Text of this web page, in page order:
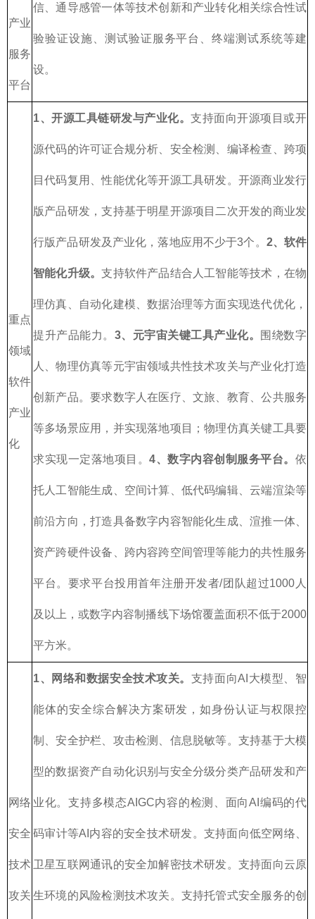
产业
服务
平台
信、通导感管一体等技术创新和产业转化相关综合性试
验验证设施、测试验证服务平台、终端测试系统等建
设。
重点
领域
软件
产业
化
1、开源工具链研发与产业化。支持面向开源项目或开
源代码的许可证合规分析、安全检测、编译检查、跨项
目代码复用、性能优化等开源工具研发。开源商业发行
版产品研发，支持基于明星开源项目二次开发的商业发
行版产品研发及产业化，落地应用不少于3个。 2、软件
智能化升级。支持软件产品结合人工智能等技术，在物
理仿真、自动化建模、数据治理等方面实现迭代优化，
提升产品能力。 3、元宇宙关键工具产业化。 围绕数字
人、物理仿真等元宇宙领域共性技术攻关与产业化打造
创新产品。要求数字人在医疗、文旅、教育、公共服务
等多场景应用，并实现落地项目；物理仿真关键工具要
求实现一定落地项目。4、数字内容创制服务平台。依
托人工智能生成、空间计算、低代码编辑、云端渲染等
前沿方向，打造具备数字内容智能化生成、渲推一体、
资产跨硬件设备、跨内容跨空间管理等能力的共性服务
平台。要求平台投用首年注册开发者/团队超过1000人
及以上，或数字内容制播线下场馆覆盖面积不低于2000
平方米。
网络
安全
技术
攻关
1、网络和数据安全技术攻关。 支持面向AI大模型、智
能体的安全综合解决方案研发，如身份认证与权限控
制、安全护栏、攻击检测、信息脱敏等。支持基于大模
型的数据资产自动化识别与安全分级分类产品研发和产
业化。支持多模态AIGC内容的检测、面向AI编码的代
码审计等AI内容的安全技术研发。支持面向低空网络、
卫星互联网通讯的安全加解密技术研发。支持面向云原
生环境的风险检测技术攻关。支持托管式安全服务的创